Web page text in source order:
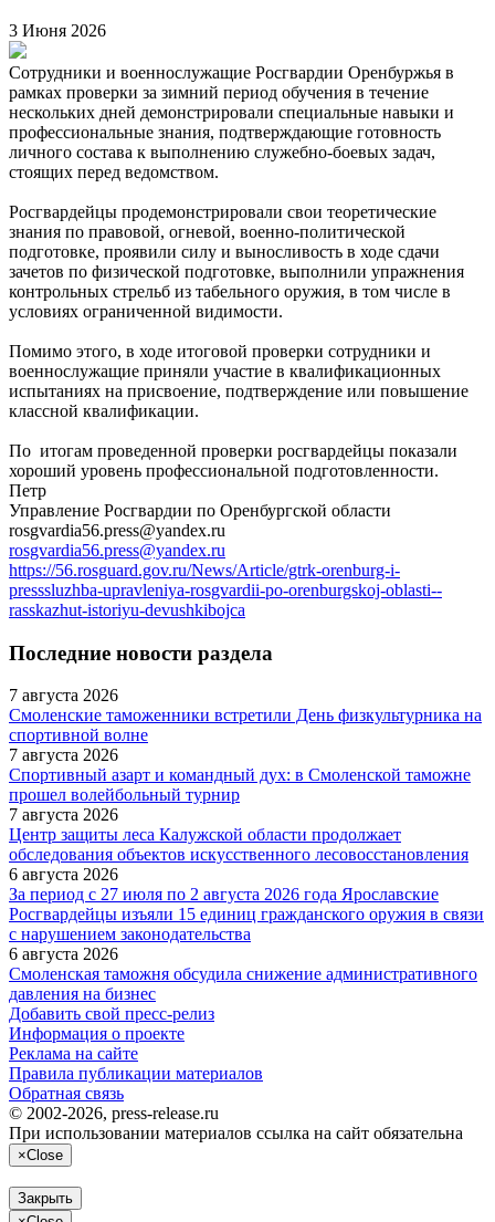
3 Июня 2026
Сотрудники и военнослужащие Росгвардии Оренбуржья в
рамках проверки за зимний период обучения в течение
нескольких дней демонстрировали специальные навыки и
профессиональные знания, подтверждающие готовность
личного состава к выполнению служебно-боевых задач,
стоящих перед ведомством.
Росгвардейцы продемонстрировали свои теоретические
знания по правовой, огневой, военно-политической
подготовке, проявили силу и выносливость в ходе сдачи
зачетов по физической подготовке, выполнили упражнения
контрольных стрельб из табельного оружия, в том числе в
условиях ограниченной видимости.
Помимо этого, в ходе итоговой проверки сотрудники и
военнослужащие приняли участие в квалификационных
испытаниях на присвоение, подтверждение или повышение
классной квалификации.
По итогам проведенной проверки росгвардейцы показали
хороший уровень профессиональной подготовленности.
Петр
Управление Росгвардии по Оренбургской области
rosgvardia56.press@yandex.ru
rosgvardia56.press@yandex.ru
https://56.rosguard.gov.ru/News/Article/gtrk-orenburg-i-
presssluzhba-upravleniya-rosgvardii-po-orenburgskoj-oblasti--
rasskazhut-istoriyu-devushkibojca
Последние новости раздела
7 августа 2026
Смоленские таможенники встретили День физкультурника на
спортивной волне
7 августа 2026
Спортивный азарт и командный дух: в Смоленской таможне
прошел волейбольный турнир
7 августа 2026
Центр защиты леса Калужской области продолжает
обследования объектов искусственного лесовосстановления
6 августа 2026
За период с 27 июля по 2 августа 2026 года Ярославские
Росгвардейцы изъяли 15 единиц гражданского оружия в связи
с нарушением законодательства
6 августа 2026
Смоленская таможня обсудила снижение административного
давления на бизнес
Добавить свой пресс-релиз
Информация о проекте
Реклама на сайте
Правила публикации материалов
Обратная связь
© 2002-2026, press-release.ru
При использовании материалов ссылка на сайт обязательна
×Close
Закрыть